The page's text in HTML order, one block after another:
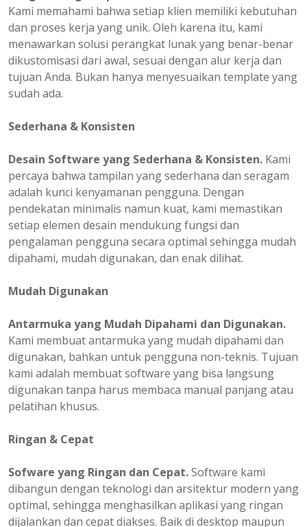
Kami memahami bahwa setiap klien memiliki kebutuhan
dan proses kerja yang unik. Oleh karena itu, kami
menawarkan solusi perangkat lunak yang benar-benar
dikustomisasi dari awal, sesuai dengan alur kerja dan
tujuan Anda. Bukan hanya menyesuaikan template yang
sudah ada.
Sederhana & Konsisten
Desain Software yang Sederhana & Konsisten. Kami
percaya bahwa tampilan yang sederhana dan seragam
adalah kunci kenyamanan pengguna. Dengan
pendekatan minimalis namun kuat, kami memastikan
setiap elemen desain mendukung fungsi dan
pengalaman pengguna secara optimal sehingga mudah
dipahami, mudah digunakan, dan enak dilihat.
Mudah Digunakan
Antarmuka yang Mudah Dipahami dan Digunakan.
Kami membuat antarmuka yang mudah dipahami dan
digunakan, bahkan untuk pengguna non-teknis. Tujuan
kami adalah membuat software yang bisa langsung
digunakan tanpa harus membaca manual panjang atau
pelatihan khusus.
Ringan & Cepat
Sofware yang Ringan dan Cepat.Software kami
dibangun dengan teknologi dan arsitektur modern yang
optimal, sehingga menghasilkan aplikasi yang ringan
dijalankan dan cepat diakses. Baik di desktop maupun